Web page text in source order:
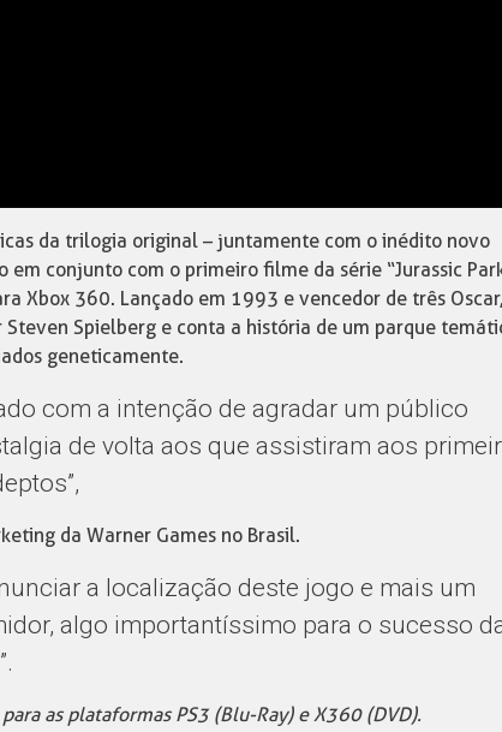
da trilogia original – juntamente com o inédito novo
conjunto com o primeiro filme da série “Jurassic
Xbox 360. Lançado em 1993 e vencedor de três
Spielberg e conta a história de um parque
geneticamente.
com a intenção de agradar um público
de volta aos que assistiram aos
da Warner Games no Brasil.
a localização deste jogo e mais um
algo importantíssimo para o sucesso
as plataformas PS3 (Blu-Ray) e X360 (DVD).